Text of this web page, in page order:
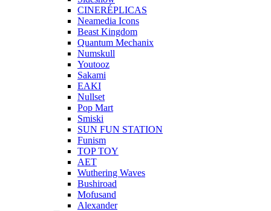
CINERÉPLICAS
Neamedia Icons
Beast Kingdom
Quantum Mechanix
Numskull
Youtooz
Sakami
EAKI
Nullset
Pop Mart
Smiski
SUN FUN STATION
Funism
TOP TOY
AET
Wuthering Waves
Bushiroad
Mofusand
Alexander